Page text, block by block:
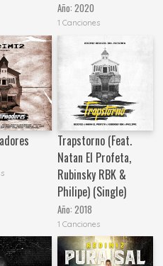
Año:2020
1 Canciones
Trapstorno (Feat.
Natan El Profeta,
Rubinsky RBK &
Philipe) (Single)
Año:2018
1 Canciones